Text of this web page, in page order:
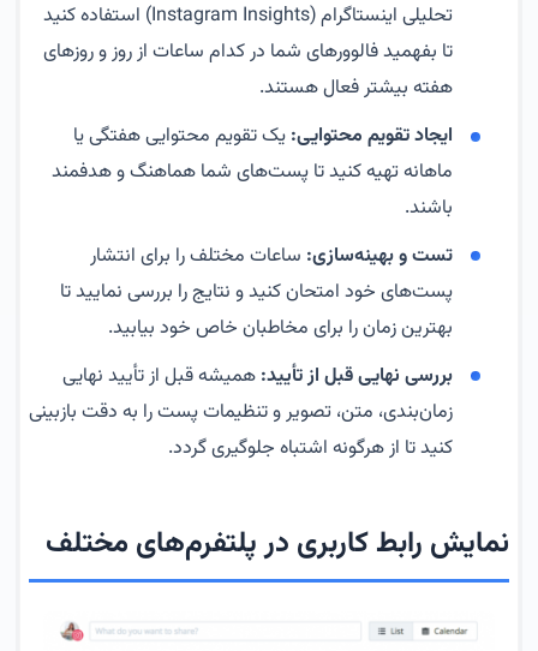
تحلیلی اینستاگرام (Instagram Insights) استفاده کنید
تا بفهمید فالوورهای شما در کدام ساعات از روز و روزهای
هفته بیشتر فعال هستند.
ایجاد تقویم محتوایی: یک تقویم محتوایی هفتگی یا
ماهانه تهیه کنید تا پست‌های شما هماهنگ و هدفمند
باشند.
تست و بهینه‌سازی: ساعات مختلف را برای انتشار
پست‌های خود امتحان کنید و نتایج را بررسی نمایید تا
بهترین زمان را برای مخاطبان خاص خود بیابید.
بررسی نهایی قبل از تأیید: همیشه قبل از تأیید نهایی
زمان‌بندی، متن، تصویر و تنظیمات پست را به دقت بازبینی
کنید تا از هرگونه اشتباه جلوگیری گردد.
نمایش رابط کاربری در پلتفرم‌های مختلف